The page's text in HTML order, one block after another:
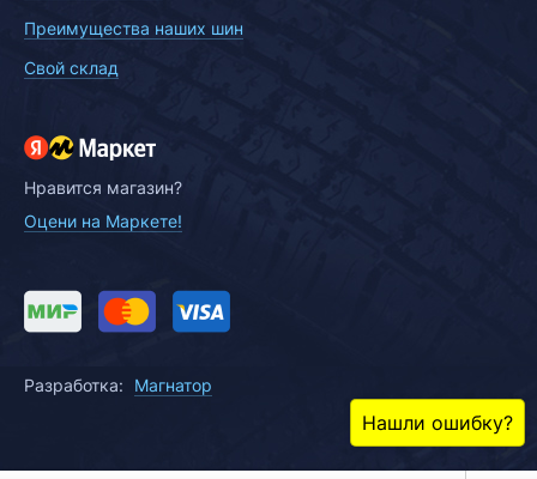
Преимущества наших шин
Свой склад
Нравится магазин?
Оцени на Маркете!
Разработка: Магнатор
Нашли ошибку?